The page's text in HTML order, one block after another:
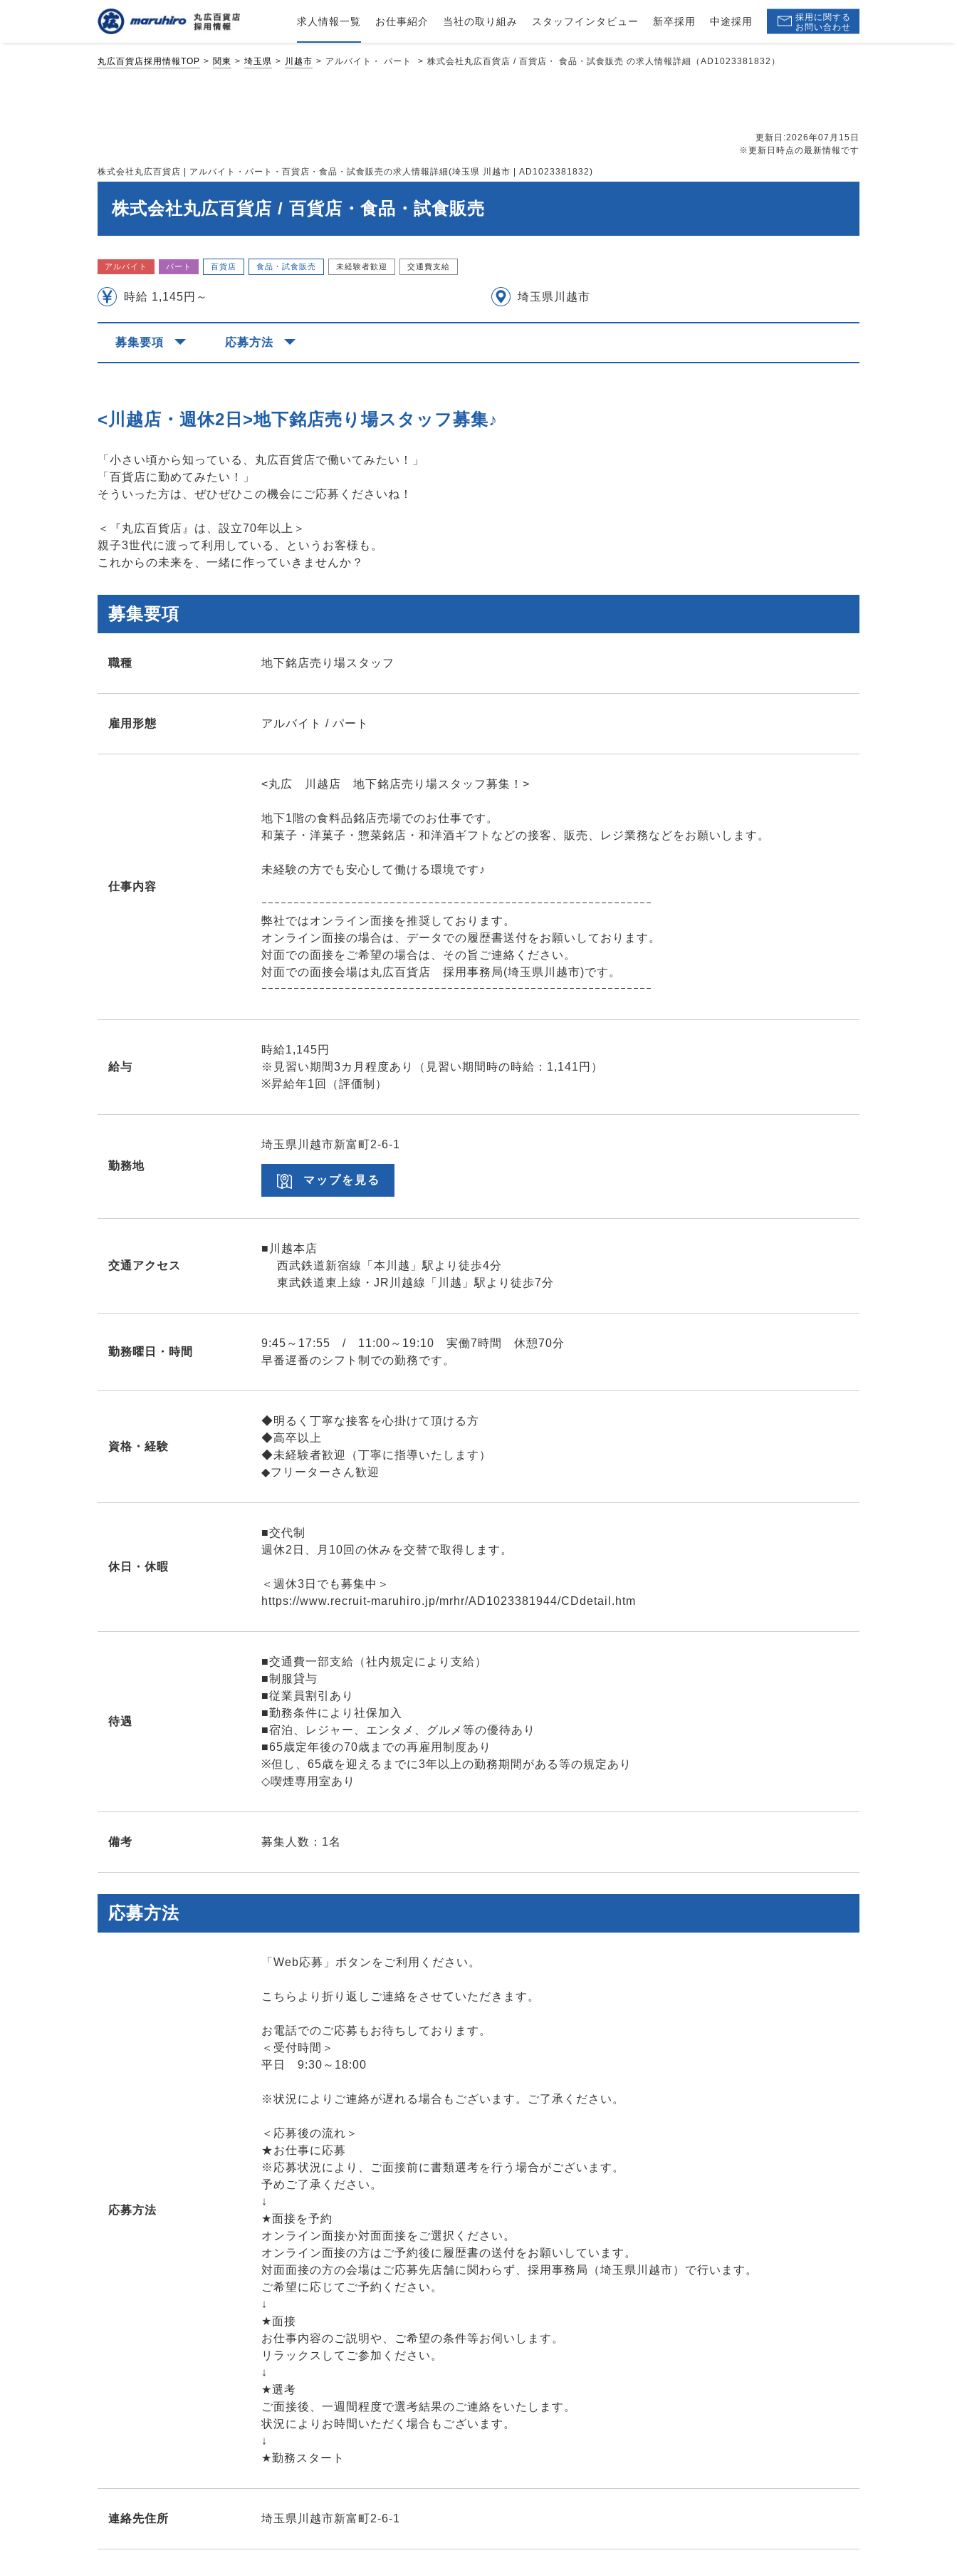
求人情報一覧 お仕事紹介 当社の取り組み スタッフインタビュー 新卒採用 中途採用
採用に関する
お問い合わせ
丸広百貨店採用情報TOP 関東 埼玉県 川越市 アルバイト・ パート 株式会社丸広百貨店 / 百貨店・ 食品・試食販売 の求人情報詳細（AD1023381832）
更新日:2026年07月15日
※更新日時点の最新情報です
株式会社丸広百貨店 | アルバイト・パート・百貨店・食品・試食販売の求人情報詳細(埼玉県 川越市 | AD1023381832)
株式会社丸広百貨店 / 百貨店・食品・試食販売
アルバイト パート 百貨店 食品・試食販売 未経験者歓迎 交通費支給
時給 1,145円～ 埼玉県川越市
募集要項 応募方法
<川越店・週休2日>地下銘店売り場スタッフ募集♪
「小さい頃から知っている、丸広百貨店で働いてみたい！」
「百貨店に勤めてみたい！」
そういった方は、ぜひぜひこの機会にご応募くださいね！
＜『丸広百貨店』は、設立70年以上＞
親子3世代に渡って利用している、というお客様も。
これからの未来を、一緒に作っていきませんか？
募集要項
職種 地下銘店売り場スタッフ
雇用形態 アルバイト / パート
仕事内容
<丸広 川越店 地下銘店売り場スタッフ募集！>
地下1階の食料品銘店売場でのお仕事です。
和菓子・洋菓子・惣菜銘店・和洋酒ギフトなどの接客、販売、レジ業務などをお願いします。
未経験の方でも安心して働ける環境です♪
ｰｰｰｰｰｰｰｰｰｰｰｰｰｰｰｰｰｰｰｰｰｰｰｰｰｰｰｰｰｰｰｰｰｰｰｰｰｰｰｰｰｰｰｰｰｰｰｰｰｰｰｰｰｰｰｰｰｰｰｰｰ
弊社ではオンライン面接を推奨しております。
オンライン面接の場合は、データでの履歴書送付をお願いしております。
対面での面接をご希望の場合は、その旨ご連絡ください。
対面での面接会場は丸広百貨店 採用事務局(埼玉県川越市)です。
ｰｰｰｰｰｰｰｰｰｰｰｰｰｰｰｰｰｰｰｰｰｰｰｰｰｰｰｰｰｰｰｰｰｰｰｰｰｰｰｰｰｰｰｰｰｰｰｰｰｰｰｰｰｰｰｰｰｰｰｰｰ
給与
時給1,145円
※見習い期間3カ月程度あり（見習い期間時の時給：1,141円）
※昇給年1回（評価制）
勤務地
埼玉県川越市新富町2-6-1
マップを見る
交通アクセス
■川越本店
西武鉄道新宿線「本川越」駅より徒歩4分
東武鉄道東上線・JR川越線「川越」駅より徒歩7分
勤務曜日・時間
9:45～17:55 / 11:00～19:10 実働7時間 休憩70分
早番遅番のシフト制での勤務です。
資格・経験
◆明るく丁寧な接客を心掛けて頂ける方
◆高卒以上
◆未経験者歓迎（丁寧に指導いたします）
◆フリーターさん歓迎
休日・休暇
■交代制
週休2日、月10回の休みを交替で取得します。
＜週休3日でも募集中＞
https://www.recruit-maruhiro.jp/mrhr/AD1023381944/CDdetail.htm
待遇
■交通費一部支給（社内規定により支給）
■制服貸与
■従業員割引あり
■勤務条件により社保加入
■宿泊、レジャー、エンタメ、グルメ等の優待あり
■65歳定年後の70歳までの再雇用制度あり
※但し、65歳を迎えるまでに3年以上の勤務期間がある等の規定あり
◇喫煙専用室あり
備考 募集人数：1名
応募方法
応募方法
「Web応募」ボタンをご利用ください。
こちらより折り返しご連絡をさせていただきます。
お電話でのご応募もお待ちしております。
＜受付時間＞
平日 9:30～18:00
※状況によりご連絡が遅れる場合もございます。ご了承ください。
＜応募後の流れ＞
★お仕事に応募
※応募状況により、ご面接前に書類選考を行う場合がございます。
予めご了承ください。
↓
★面接を予約
オンライン面接か対面面接をご選択ください。
オンライン面接の方はご予約後に履歴書の送付をお願いしています。
対面面接の方の会場はご応募先店舗に関わらず、採用事務局（埼玉県川越市）で行います。
ご希望に応じてご予約ください。
↓
★面接
お仕事内容のご説明や、ご希望の条件等お伺いします。
リラックスしてご参加ください。
↓
★選考
ご面接後、一週間程度で選考結果のご連絡をいたします。
状況によりお時間いただく場合もございます。
↓
★勤務スタート
連絡先住所 埼玉県川越市新富町2-6-1